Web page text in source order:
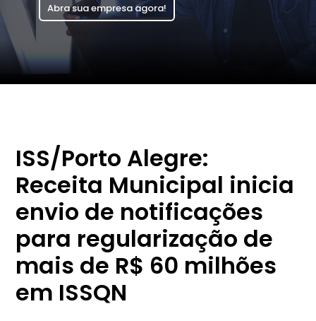
Abra sua empresa agora!
ISS/Porto Alegre:
Receita Municipal inicia
envio de notificações
para regularização de
mais de R$ 60 milhões
em ISSQN